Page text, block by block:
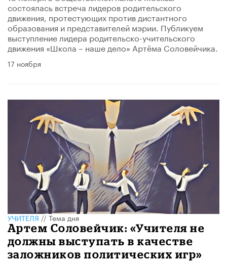
состоялась встреча лидеров родительского
движения, протестующих против дистантного
образования и представителей мэрии. Публикуем
выступление лидера родительско-учительского
движения «Школа – наше дело» Артёма Соловейчика.
17 ноября
УЧИТЕЛЯ//Тема дня
Артем Соловейчик: «Учителя не
должны выступать в качестве
заложников политических игр»